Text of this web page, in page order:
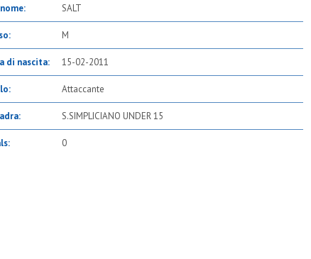
SALT
M
di nascita: 15-02-2011
Attaccante
S.SIMPLICIANO UNDER 15
0